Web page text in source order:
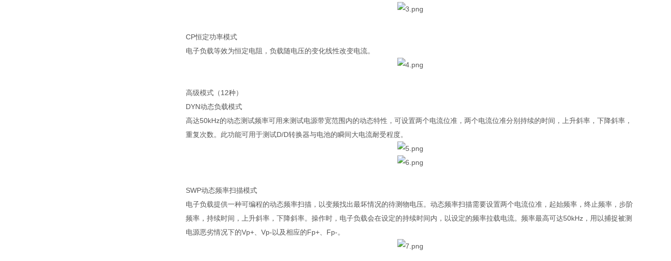
CP恒定功率模式
电子负载等效为恒定电阻，负载随电压的变化线性改变电流。
高级模式（12种）
DYN动态负载模式
高达50kHz的动态测试频率可用来测试电源带宽范围内的动态特性，可设置两个电流位准，两个电流位准分别持续的时间，上升斜率，下降斜率，
重复次数。此功能可用于测试D/D转换器与电池的瞬间大电流耐受程度。
SWP动态频率扫描模式
电子负载提供一种可编程的动态频率扫描，以变频找出最坏情况的待测物电压。动态频率扫描需要设置两个电流位准，起始频率，终止频率，步阶
频率，持续时间，上升斜率，下降斜率。操作时，电子负载会在设定的持续时间内，以设定的频率拉载电流。频率最高可达50kHz，用以捕捉被测
电源恶劣情况下的Vp+、Vp-以及相应的Fp+、Fp-。